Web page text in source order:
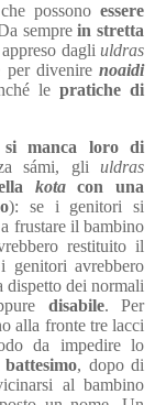
possonoessere
semprein stretta
appreso dagliuldras
per divenirenoaidi
lepratiche di
si manca loro di
sámi, gliuldras
kotacon una
): se i genitori si
frustare il bambino
restituito il
genitori avrebbero
dispetto dei normali
disabile. Per
alla fronte tre lacci
da impedire lo
, dopo di
al bambino